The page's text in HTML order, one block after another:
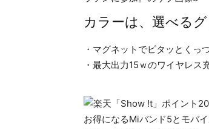
カラーは、選べる
・マグネットでピタッとくっ
・最大出力15ｗのワイヤレス